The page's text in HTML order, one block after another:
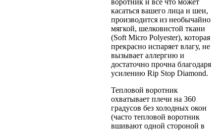
воротник и все что может
касаться вашего лица и шеи,
производится из необычайно
мягкой, шелковистой ткани
(Soft Micro Polyester), которая
прекрасно испаряет влагу, не
вызывает аллергию и
достаточно прочна благодаря
усилению Rip Stop Diamond.
Тепловой воротник
охватывает плечи на 360
градусов без холодных окон
(часто тепловой воротник
вшивают одной стороной в